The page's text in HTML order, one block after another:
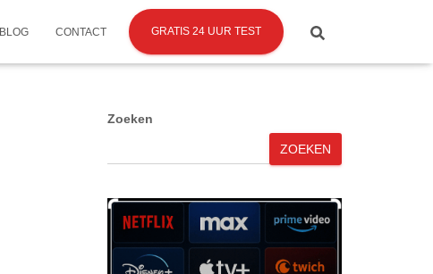
BLOG CONTACT GRATIS 24 UUR TEST
Zoeken
ZOEKEN